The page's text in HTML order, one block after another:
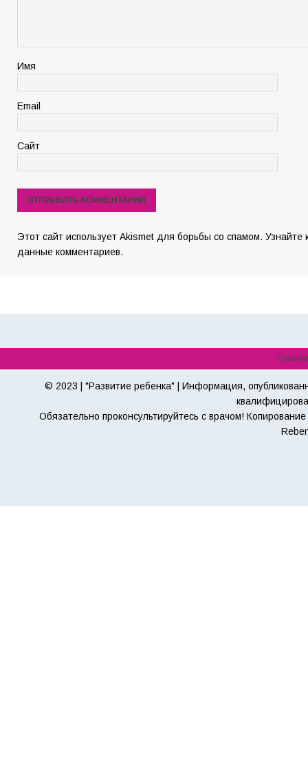
Имя
Email
Сайт
Этот сайт использует Akismet для борьбы со спамом.
данные комментариев.
© 2023 | "Развитие ребенка" | Информация,
Обязательно проконсультируйтесь с врачом!